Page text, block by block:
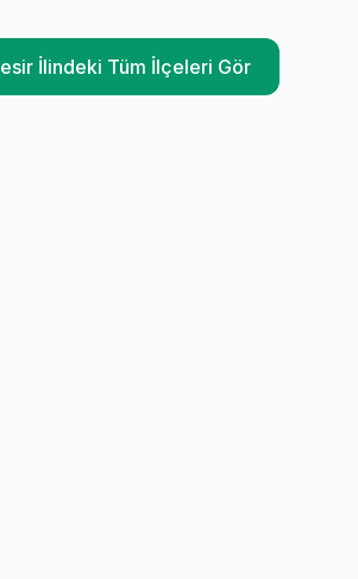
İlindeki Tüm İlçeleri Gör